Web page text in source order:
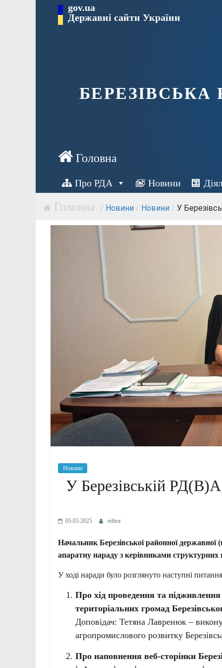
Перейти gov.ua
Державні сайти України
Про РДА Новини
/ Новини / Новини / У
Новини
У Березівській
05.05.2025 editor
Начальник Березівської районної державної
апаратну нараду з керівниками структурних
У ході наради було розглянуто наступні
Про хід проведення та
територіальних громад
Доповідач: Тетяна Лавренюк –
агропромислового розвитку
Про наповнення веб-сторінки